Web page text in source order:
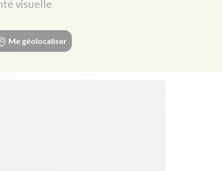
visuelle
Me géolocaliser